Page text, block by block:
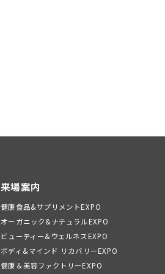
来場案内
健康食品&サプリメントEXPO
オーガニック&ナチュラルEXPO
ビューティー&ウェルネスEXPO
ボディ&マインド リカバリーEXPO
健康＆美容ファクトリーEXPO